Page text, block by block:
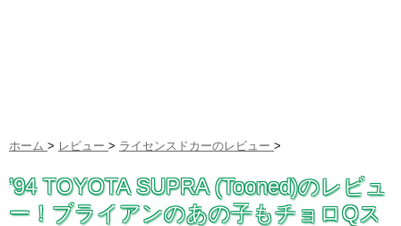
ホーム > レビュー > ライセンスドカーのレビュー >
’94 TOYOTA SUPRA (Tooned)のレビュ
ー！ブライアンのあの子もチョロQス